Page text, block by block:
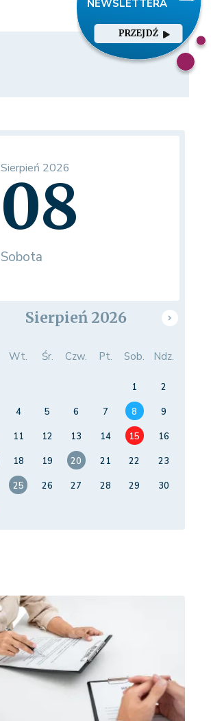
PRZEJDŹ
Sierpień 2026
08
Sobota
Sierpień 2026
Wt. Śr. Czw. Pt. Sob. Ndz.
1
2
4 5 6 7 8
9
11 12 13 14 15
16
18 19 20 21 22
23
25 26 27 28 29
30